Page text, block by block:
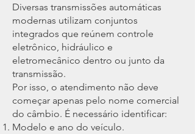
Diversas transmissões automáticas
modernas utilizam conjuntos
integrados que reúnem controle
eletrônico, hidráulico e
eletromecânico dentro ou junto da
transmissão.
Por isso, o atendimento não deve
começar apenas pelo nome comercial
do câmbio. É necessário identificar:
Modelo e ano do veículo.